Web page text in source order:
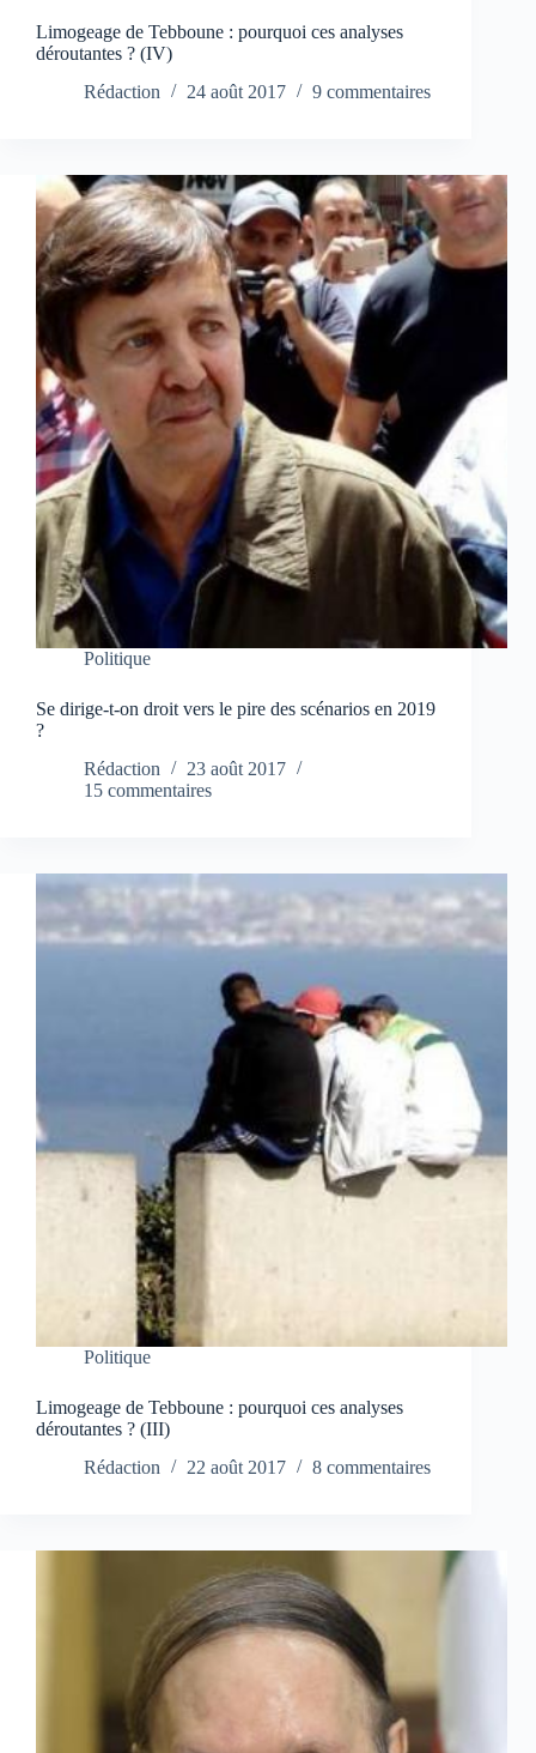
Limogeage de Tebboune : pourquoi ces analyses
déroutantes ? (IV)
Rédaction
24 août 2017 9 commentaires
Politique
Se dirige-t-on droit vers le pire des scénarios en 2019
?
Rédaction
23 août 2017
15 commentaires
Politique
Limogeage de Tebboune : pourquoi ces analyses
déroutantes ? (III)
Rédaction
22 août 2017 8 commentaires